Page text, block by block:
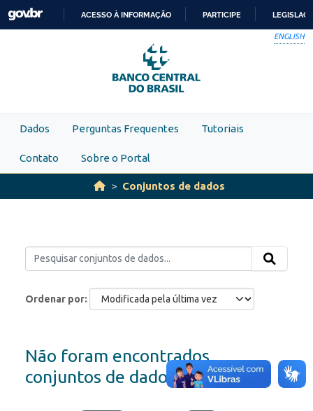
Skip to main content
PARA
O
CONTEÚDO
ACESSO À INFORMAÇÃO PARTICIPE
ENGLISH
Dados Perguntas Frequentes Tutoriais
Contato Sobre o Portal
Conjuntos de dados
Ordenar por
Não foram encontrados
conjuntos de dados